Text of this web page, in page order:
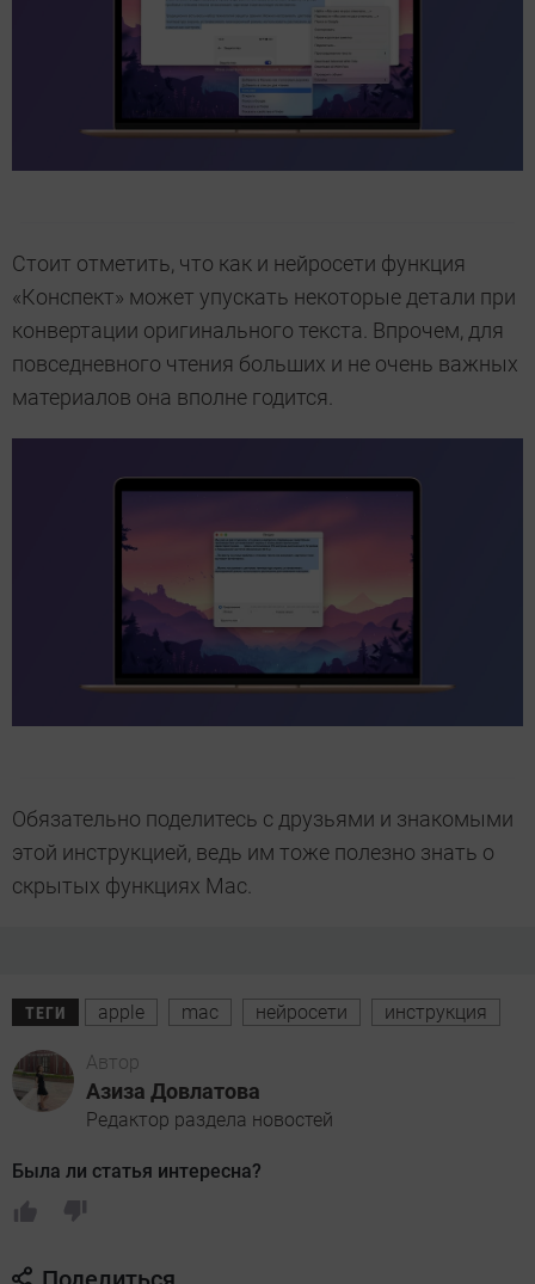
Стоит отметить, что как и нейросети функция
«Конспект» может упускать некоторые детали при
конвертации оригинального текста. Впрочем, для
повседневного чтения больших и не очень важных
материалов она вполне годится.
Обязательно поделитесь с друзьями и знакомыми
этой инструкцией, ведь им тоже полезно знать о
скрытых функциях Mac.
ТЕГИ apple mac нейросети инструкция
Автор
Азиза Довлатова
Редактор раздела новостей
Была ли статья интересна?